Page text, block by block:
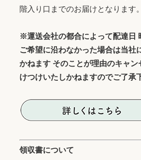
階入り口までのお届けとなります。
※運送会社の都合によって配達日
ご希望に沿わなかった場合は当社
かねます そのことが理由のキャン
けつけいたしかねますのでご了承
領収書について